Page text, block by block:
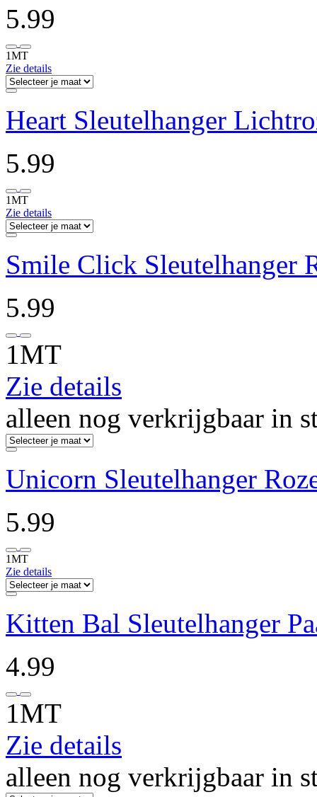
5.99
1MT
Zie details
Heart Sleutelhanger
5.99
1MT
Zie details
Smile Click Sleutelhanger
5.99
1MT
Zie details
alleen nog verkrijgbaar in
Unicorn Sleutelhanger
5.99
1MT
Zie details
Kitten Bal Sleutelhanger
4.99
1MT
Zie details
alleen nog verkrijgbaar in